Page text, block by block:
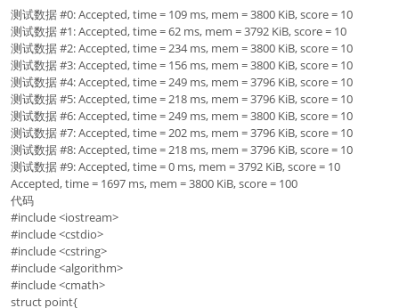
测试数据 #0: Accepted, time = 109 ms, mem = 3800 KiB, score = 10
测试数据 #1: Accepted, time = 62 ms, mem = 3792 KiB, score = 10
测试数据 #2: Accepted, time = 234 ms, mem = 3800 KiB, score = 10
测试数据 #3: Accepted, time = 156 ms, mem = 3800 KiB, score = 10
测试数据 #4: Accepted, time = 249 ms, mem = 3796 KiB, score = 10
测试数据 #5: Accepted, time = 218 ms, mem = 3796 KiB, score = 10
测试数据 #6: Accepted, time = 249 ms, mem = 3800 KiB, score = 10
测试数据 #7: Accepted, time = 202 ms, mem = 3796 KiB, score = 10
测试数据 #8: Accepted, time = 218 ms, mem = 3796 KiB, score = 10
测试数据 #9: Accepted, time = 0 ms, mem = 3792 KiB, score = 10
Accepted, time = 1697 ms, mem = 3800 KiB, score = 100
代码
#include <iostream>
#include <cstdio>
#include <cstring>
#include <algorithm>
#include <cmath>
struct point{